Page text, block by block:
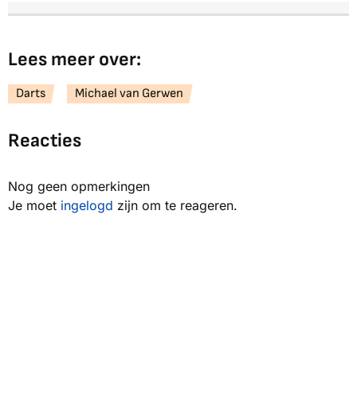
Lees meer over:
Darts Michael van Gerwen
Reacties
Nog geen opmerkingen
Je moet ingelogd zijn om te reageren.